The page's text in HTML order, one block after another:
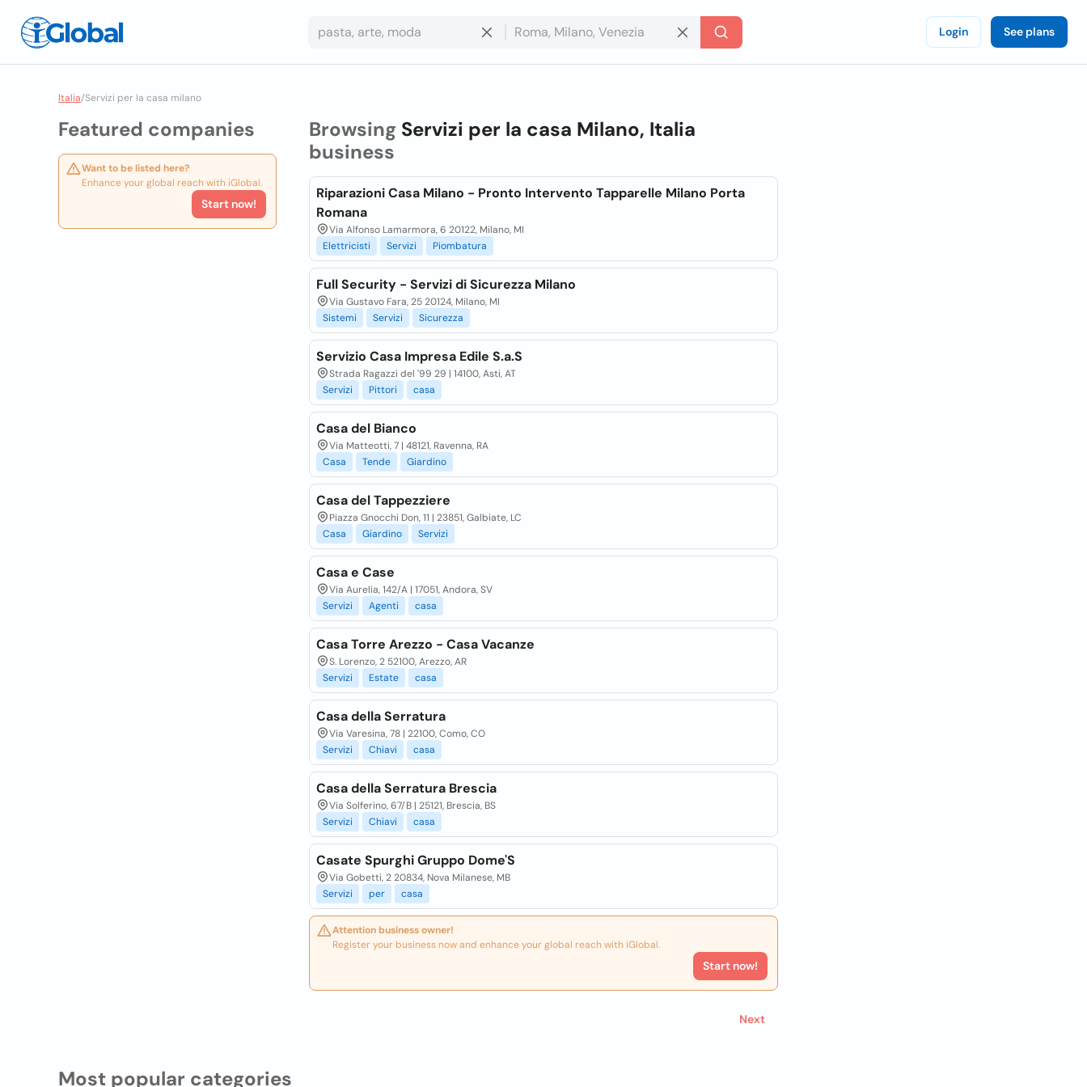
Login See plans
Italia/Servizi per la casa milano
Featured companies
Want to be listed here?
Enhance your global reach with iGlobal.
Start now!
Browsing Servizi per la casa Milano, Italia
business
Riparazioni Casa Milano - Pronto Intervento Tapparelle Milano Porta
Romana
Via Alfonso Lamarmora, 6 20122, Milano, MI
Elettricisti
Servizi Piombatura
Full Security - Servizi di Sicurezza Milano
Via Gustavo Fara, 25 20124, Milano, MI
Sistemi
Servizi Sicurezza
Servizio Casa Impresa Edile S.a.S
Strada Ragazzi del '99 29 | 14100, Asti, AT
Servizi
Pittori casa
Casa del Bianco
Via Matteotti, 7 | 48121, Ravenna, RA
Casa
Tende Giardino
Casa del Tappezziere
Piazza Gnocchi Don, 11 | 23851, Galbiate, LC
Casa
Giardino Servizi
Casa e Case
Via Aurelia, 142/A | 17051, Andora, SV
Servizi
Agenti casa
Casa Torre Arezzo - Casa Vacanze
S. Lorenzo, 2 52100, Arezzo, AR
Servizi
Estate casa
Casa della Serratura
Via Varesina, 78 | 22100, Como, CO
Servizi
Chiavi casa
Casa della Serratura Brescia
Via Solferino, 67/B | 25121, Brescia, BS
Servizi
Chiavi casa
Casate Spurghi Gruppo Dome'S
Via Gobetti, 2 20834, Nova Milanese, MB
Servizi
per casa
Attention business owner!
Register your business now and enhance your global reach with iGlobal.
Start now!
Next
Most popular categories